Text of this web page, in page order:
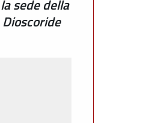
sede della